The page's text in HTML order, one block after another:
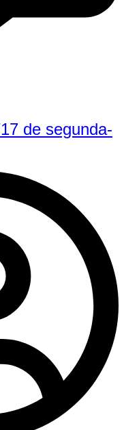
de segunda-